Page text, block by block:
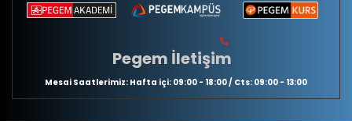
Pegem İletişim
Mesai Saatlerimiz: Hafta içi: 09:00 - 18:00 / Cts: 09:00 - 13:00